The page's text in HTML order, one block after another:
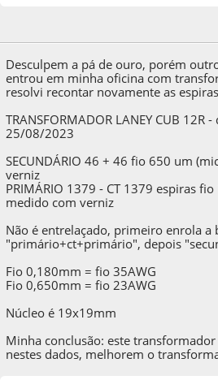
Desculpem a pá de ouro, porém
entrou em minha oficina com
resolvi recontar novamente as
TRANSFORMADOR LANEY CUB 12R
25/08/2023
SECUNDÁRIO 46 + 46 fio 650 um
verniz
PRIMÁRIO 1379 - CT 1379 espiras
medido com verniz
Não é entrelaçado, primeiro enrola a
"primário+ct+primário", depois
Fio 0,180mm = fio 35AWG
Fio 0,650mm = fio 23AWG
Núcleo é 19x19mm
Minha conclusão: este
nestes dados, melhorem o